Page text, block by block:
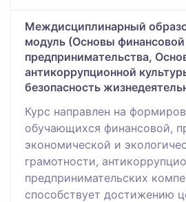
Междисциплинарный
модуль (Основы
предпринимательства,
антикоррупционной
безопасность
Курс направлен на
обучающихся финансовой,
экономической и
грамотности,
предпринимательских
способствует достижению